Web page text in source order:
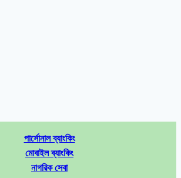
পার্সোনাল ব্যাংকিং
মোবাইল ব্যাংকিং
নাগরিক সেবা